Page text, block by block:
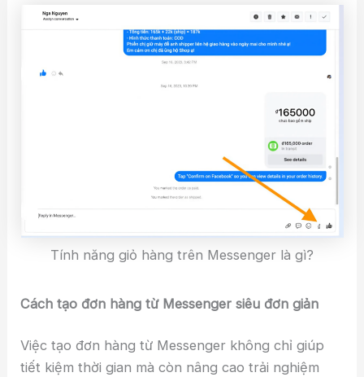
Tính năng giỏ hàng trên Messenger là gì?
Cách tạo đơn hàng từ Messenger siêu đơn giản
Việc tạo đơn hàng từ Messenger không chỉ giúp
tiết kiệm thời gian mà còn nâng cao trải nghiệm